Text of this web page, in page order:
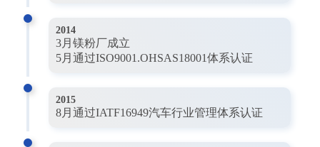
2014
3月镁粉厂成立
5月通过ISO9001.OHSAS18001体系认证
2015
8月通过IATF16949汽车行业管理体系认证